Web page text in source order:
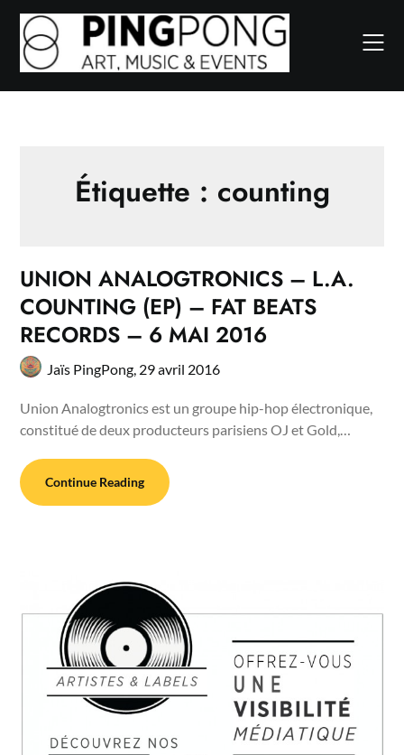
Skip
content
Étiquette : counting
UNION ANALOGTRONICS – L.A.
COUNTING (EP) – FAT BEATS
RECORDS – 6 MAI 2016
Jaïs PingPong, 29 avril 2016
Union Analogtronics est un groupe hip-hop électronique,
constitué de deux producteurs parisiens OJ et Gold,…
Continue Reading